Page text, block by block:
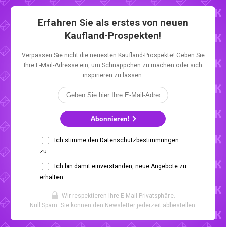
Erfahren Sie als erstes von neuen
Kaufland-Prospekten!
Verpassen Sie nicht die neuesten Kaufland-Prospekte! Geben Sie
Ihre E-Mail-Adresse ein, um Schnäppchen zu machen oder sich
inspirieren zu lassen.
Abonnieren!
Ich stimme den Datenschutzbestimmungen
zu.
Ich bin damit einverstanden, neue Angebote zu
erhalten.
Wir respektieren Ihre E-Mail-Privatsphäre.
Null Spam. Sie können den Newsletter jederzeit abbestellen.